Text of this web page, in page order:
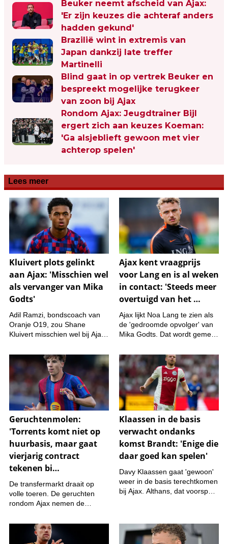
Beuker neemt afscheid van Ajax:
'Er zijn keuzes die achteraf anders
hadden gekund'
Brazilië wint in extremis van
Japan dankzij late treffer
Martinelli
Blind gaat in op vertrek Beuker en
bespreekt mogelijke terugkeer
van zoon bij Ajax
Rondom Ajax: Jeugdtrainer Bijl
ergert zich aan keuzes Koeman:
'Ga alsjeblieft gewoon met vier
achterop spelen'